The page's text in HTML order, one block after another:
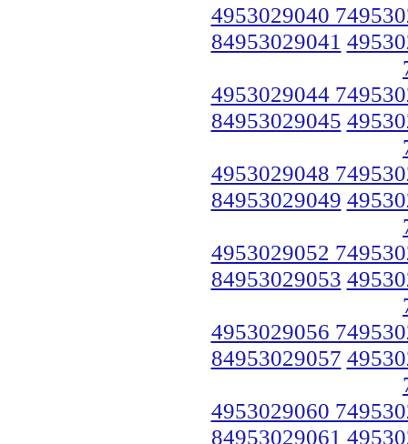
4953029040
84953029041
4953029044
84953029045
4953029048
84953029049
4953029052
84953029053
4953029056
84953029057
4953029060
84953029061